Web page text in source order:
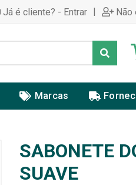
Já é cliente? - Entrar | Não
Marcas
SABONETE
SUAVE